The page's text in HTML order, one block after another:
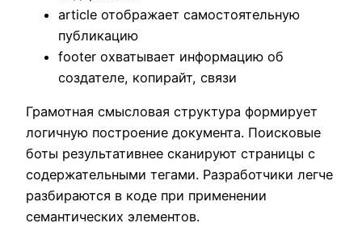
article отображает самостоятельную
публикацию
footer охватывает информацию об
создателе, копирайт, связи
Грамотная смысловая структура формирует
логичную построение документа. Поисковые
боты результативнее сканируют страницы с
содержательными тегами. Разработчики легче
разбираются в коде при применении
семантических элементов.